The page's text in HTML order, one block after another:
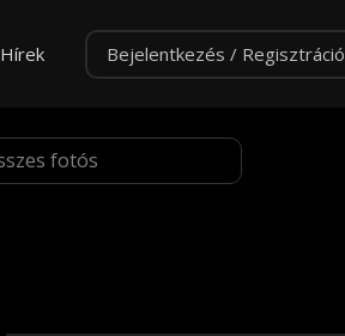
Hírek Bejelentkezés / Regisztráció